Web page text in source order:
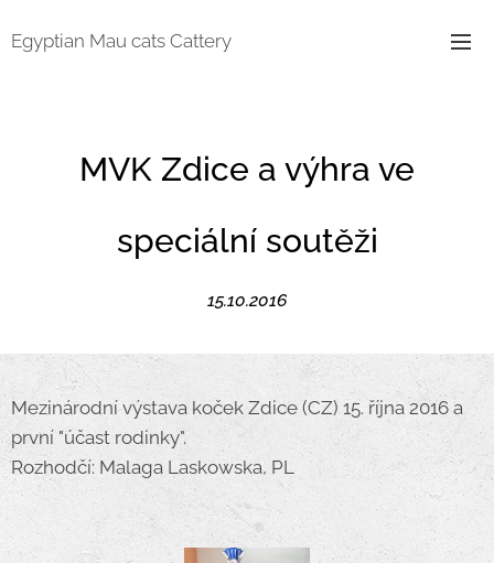
Egyptian Mau cats Cattery
MVK Zdice a výhra ve
speciální soutěži
15.10.2016
Mezinárodní výstava koček Zdice (CZ) 15. října 2016 a
první "účast rodinky".
Rozhodčí: Malaga Laskowska, PL